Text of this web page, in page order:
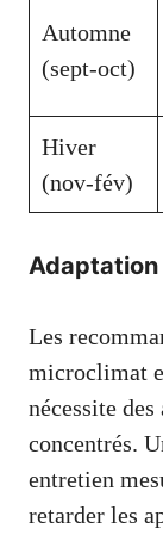
Automne
(sept-oct)
Hiver
(nov-fév)
Adaptation
Les
microclimat
nécessite
concentrés.
entretien
retarder les